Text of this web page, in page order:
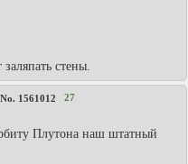
стены.
No. 1561012 27
Плутона наш штатный